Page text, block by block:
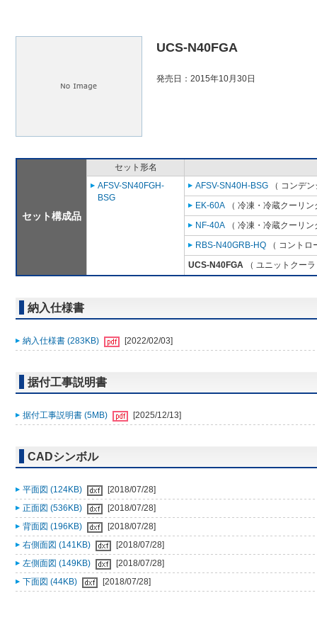
UCS-N40FGA
発売日：2015年10月30日
セット構成品
セット形名
AFSV-SN40FGH-
BSG
AFSV-SN40H-BSG （ コンデ
EK-60A （ 冷凍・冷蔵クーリ
NF-40A （ 冷凍・冷蔵クーリ
RBS-N40GRB-HQ （ コント
UCS-N40FGA （ ユニットクー
納入仕様書
納入仕様書 (283KB) [2022/02/03]
据付工事説明書
据付工事説明書 (5MB) [2025/12/13]
CADシンボル
平面図 (124KB)
[2018/07/28]
正面図 (536KB)
[2018/07/28]
背面図 (196KB)
[2018/07/28]
右側面図 (141KB)
[2018/07/28]
左側面図 (149KB)
[2018/07/28]
下面図 (44KB)
[2018/07/28]